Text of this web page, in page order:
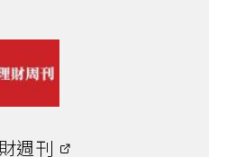
週刊